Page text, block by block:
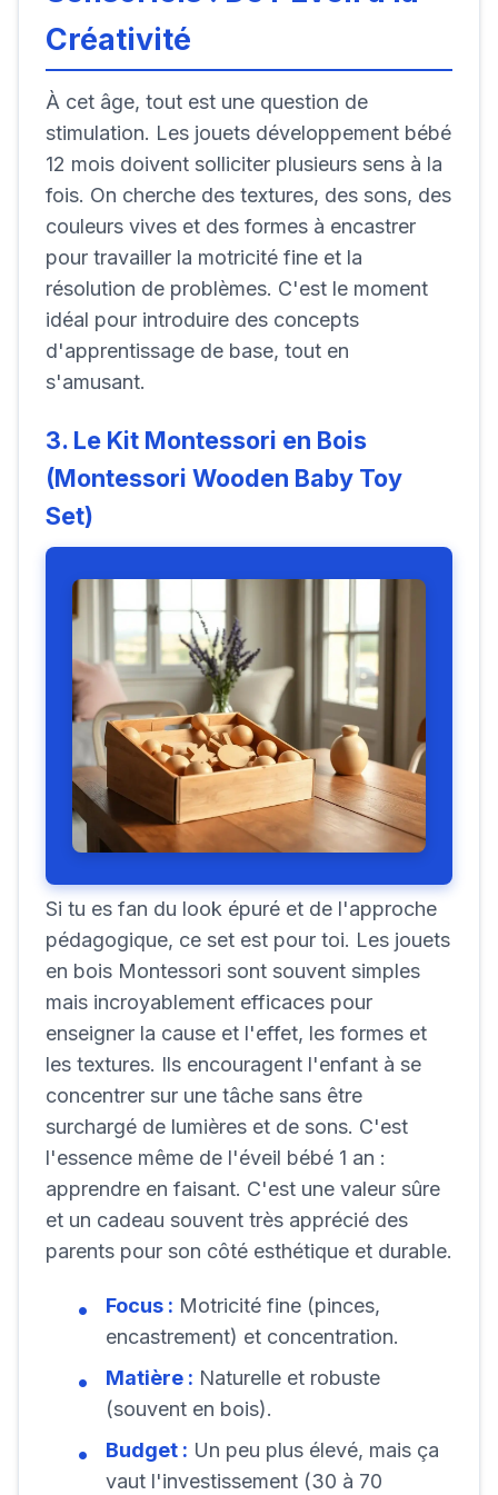
Créativité
À cet âge, tout est une question de
stimulation. Les jouets développement bébé
12 mois doivent solliciter plusieurs sens à la
fois. On cherche des textures, des sons, des
couleurs vives et des formes à encastrer
pour travailler la motricité fine et la
résolution de problèmes. C'est le moment
idéal pour introduire des concepts
d'apprentissage de base, tout en
s'amusant.
3. Le Kit Montessori en Bois
(Montessori Wooden Baby Toy
Set)
Si tu es fan du look épuré et de l'approche
pédagogique, ce set est pour toi. Les jouets
en bois Montessori sont souvent simples
mais incroyablement efficaces pour
enseigner la cause et l'effet, les formes et
les textures. Ils encouragent l'enfant à se
concentrer sur une tâche sans être
surchargé de lumières et de sons. C'est
l'essence même de l'éveil bébé 1 an :
apprendre en faisant. C'est une valeur sûre
et un cadeau souvent très apprécié des
parents pour son côté esthétique et durable.
Focus : Motricité fine (pinces,
encastrement) et concentration.
Matière : Naturelle et robuste
(souvent en bois).
Budget : Un peu plus élevé, mais ça
vaut l'investissement (30 à 70